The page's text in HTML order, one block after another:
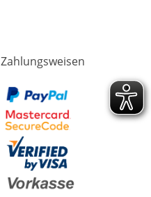
Zahlungsweisen